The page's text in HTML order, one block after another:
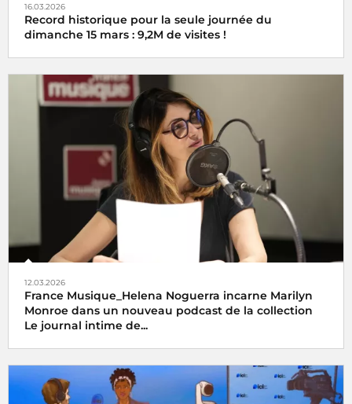
16.03.2026
Record historique pour la seule journée du
dimanche 15 mars : 9,2M de visites !
12.03.2026
France Musique_Helena Noguerra incarne Marilyn
Monroe dans un nouveau podcast de la collection
Le journal intime de...